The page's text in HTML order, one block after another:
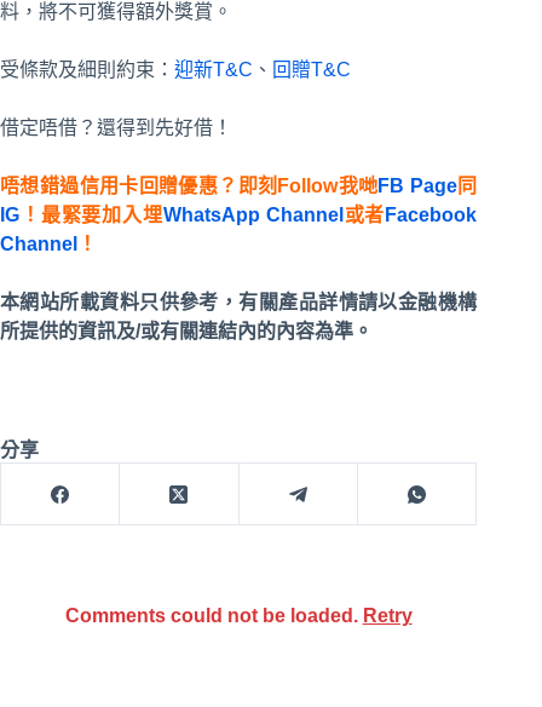
料，將不可獲得額外獎賞。
受條款及細則約束： 迎新T&C 、 回贈T&C
借定唔借？還得到先好借！
唔想錯過信用卡回贈優惠？即刻Follow我哋FB Page同
IG ！最緊要加入埋WhatsApp Channel 或者 Facebook
Channel
！
本網站所載資料只供參考，有關產品詳情請以金融機構
所提供的資訊及/或有關連結內的內容為準。
分享
Comments could not be loaded. Retry